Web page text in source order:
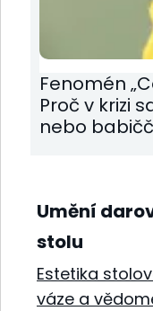
Fenomén
Proč v krizi
nebo
Umění
stolu
Estetika
váze a